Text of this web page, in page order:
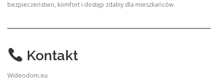
bezpieczeństwo, komfort i dostęp zdalny dla mieszkańców.
Kontakt
Wideodom.eu